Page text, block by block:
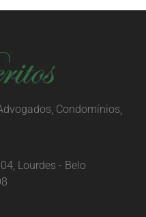
Condomínios,
Lourdes - Belo